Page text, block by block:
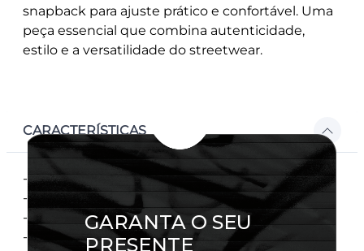
snapback para ajuste prático e confortável. Uma
peça essencial que combina autenticidade,
estilo e a versatilidade do streetwear.
CARACTERÍSTICAS
- Modelo ajustável
- Fechamento tipo Snapback
- Copa estruturada
- Painel frontal único